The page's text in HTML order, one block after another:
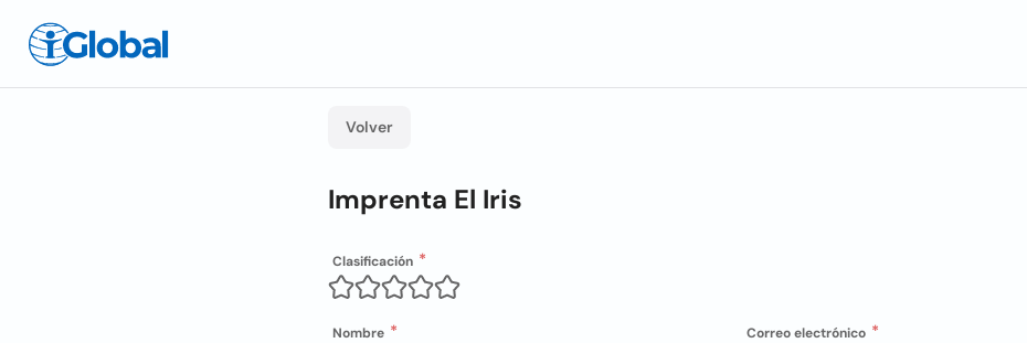
Volver
Imprenta El Iris
Clasificación
Nombre Correo electrónico